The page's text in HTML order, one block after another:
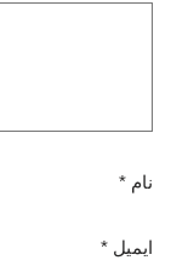
نام *
ایمیل *